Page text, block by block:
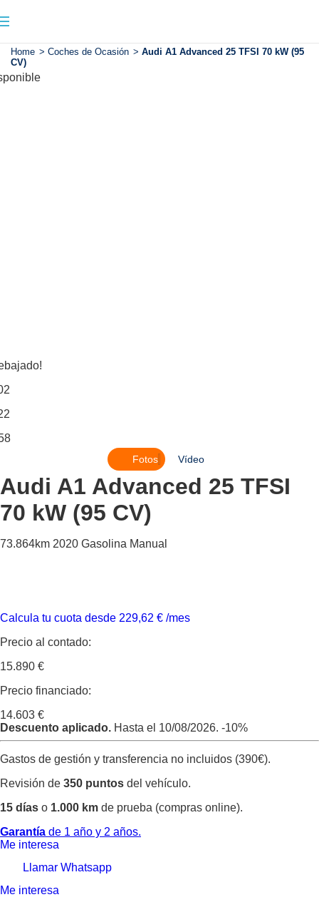
Home > Coches de Ocasión > Audi A1 Advanced 25 TFSI 70 kW (95
CV)
Fotos Vídeo
Audi A1 Advanced 25 TFSI
70 kW (95 CV)
73.864km 2020 Gasolina Manual
Calcula tu cuota desde 229,62 € /mes
Precio al contado:
15.890 €
Precio financiado:
14.603 €
Descuento aplicado. Hasta el 10/08/2026. -10%
Gastos de gestión y transferencia no incluidos (390€).
Revisión de 350 puntos del vehículo.
15 días o 1.000 km de prueba (compras online).
Garantía de 1 año y 2 años.
Me interesa
Llamar Whatsapp
Me interesa